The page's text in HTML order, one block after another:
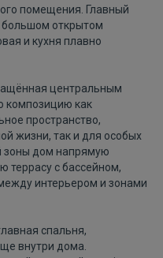
помещения. Главный
открытом
и кухня плавно
центральным
композицию как
пространство,
жизни, так и для особых
зоны дом напрямую
террасу с бассейном,
интерьером и зонами
спальня,
внутри дома.